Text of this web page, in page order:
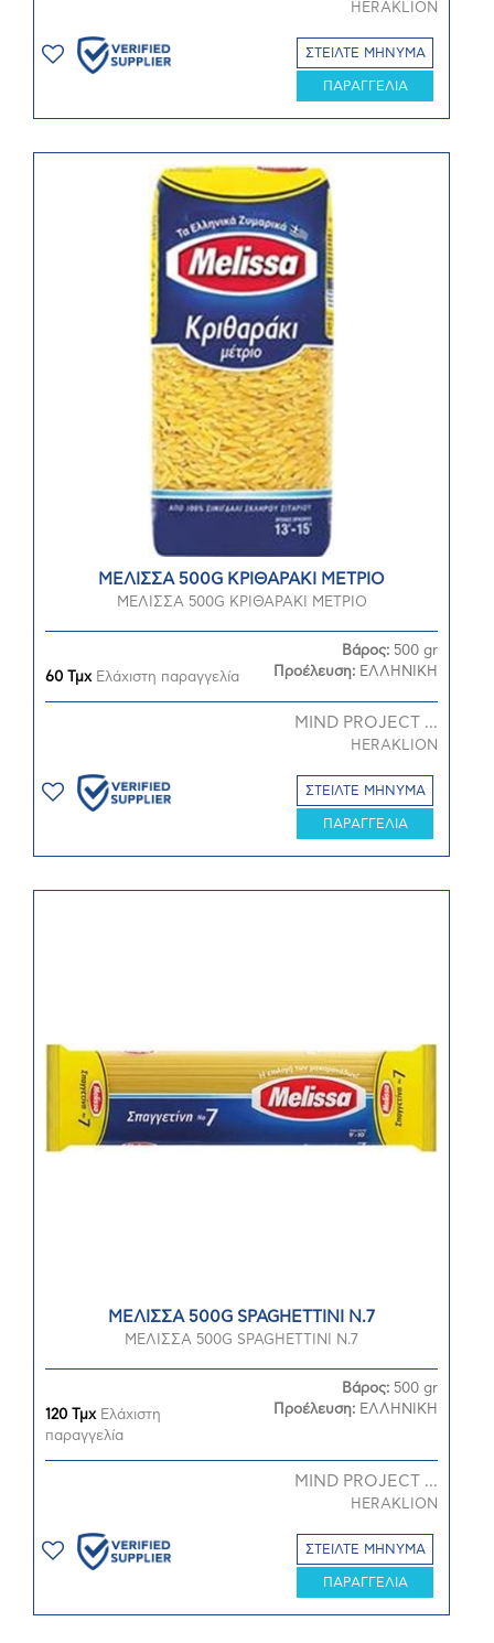
HERAKLION
ΣΤΕΙΛΤΕ ΜΗΝΥΜΑ
ΠΑΡΑΓΓΕΛΙΑ
ΜΕΛΙΣΣΑ 500G ΚΡΙΘΑΡΑΚΙ ΜΕΤΡΙΟ
ΜΕΛΙΣΣΑ 500G ΚΡΙΘΑΡΑΚΙ ΜΕΤΡΙΟ
60 ΤμχΕλάχιστη παραγγελία
Βάρος: 500 gr
Προέλευση: ΕΛΛΗΝΙΚΗ
MIND PROJECT ...
HERAKLION
ΣΤΕΙΛΤΕ ΜΗΝΥΜΑ
ΠΑΡΑΓΓΕΛΙΑ
ΜΕΛΙΣΣΑ 500G SPAGHETTINI Ν.7
ΜΕΛΙΣΣΑ 500G SPAGHETTINI Ν.7
120 ΤμχΕλάχιστη
παραγγελία
Βάρος: 500 gr
Προέλευση: ΕΛΛΗΝΙΚΗ
MIND PROJECT ...
HERAKLION
ΣΤΕΙΛΤΕ ΜΗΝΥΜΑ
ΠΑΡΑΓΓΕΛΙΑ